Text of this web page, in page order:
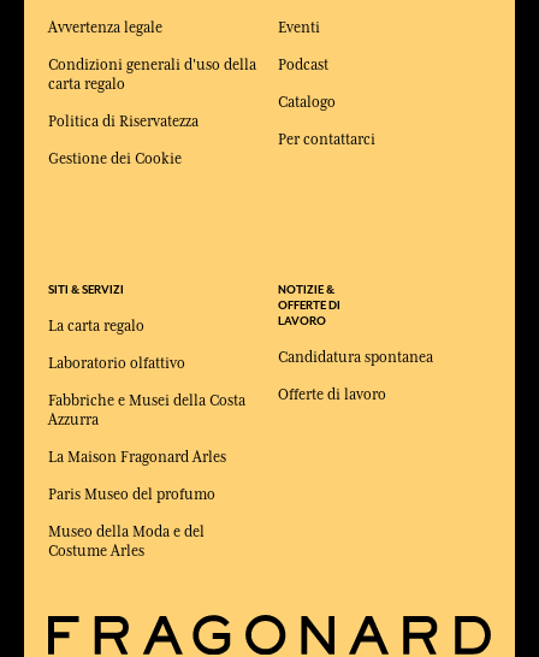
Avvertenza legale
Condizioni generali d'uso della
carta regalo
Politica di Riservatezza
Gestione dei Cookie
SITI & SERVIZI
La carta regalo
Laboratorio olfattivo
Fabbriche e Musei della Costa
Azzurra
La Maison Fragonard Arles
Paris Museo del profumo
Museo della Moda e del
Costume Arles
Eventi
Podcast
Catalogo
Per contattarci
NOTIZIE &
OFFERTE DI
LAVORO
Candidatura spontanea
Offerte di lavoro